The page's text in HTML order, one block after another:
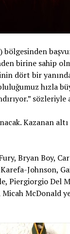
birine sahip
dört bir
hızla
sözleriyle
Kazanan
Bryan Boy,
Johnson,
Piergiorgio Del
McDonald